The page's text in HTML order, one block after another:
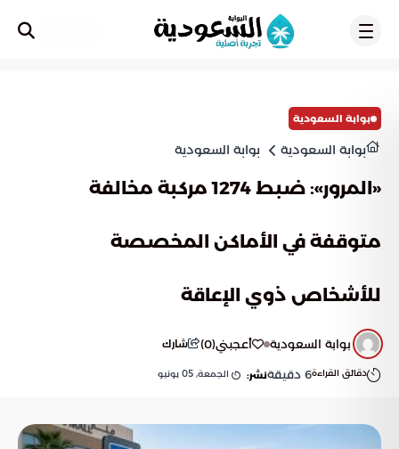
بوابة السعودية
بوابة السعودية بوابة السعودية
«المرور»: ضبط 1274 مركبة مخالفة
متوقفة في الأماكن المخصصة
للأشخاص ذوي الإعاقة
بوابة السعودية أعجبني(
0
) شارك
دقائق القراءة6 دقيقةنشر: الجمعة, 05 يونيو